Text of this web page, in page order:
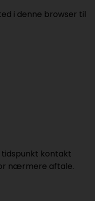
i denne browser til
kontakt
nærmere aftale.